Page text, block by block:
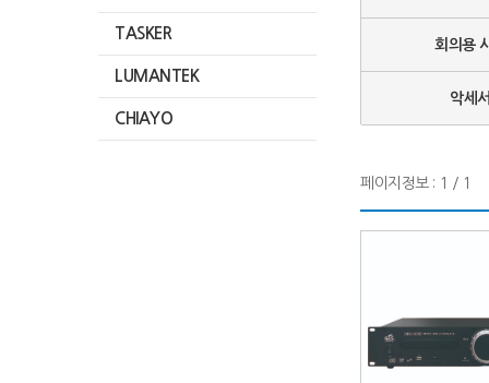
TASKER
LUMANTEK
CHIAYO
회의용
악세
페이지정보 : 1 / 1